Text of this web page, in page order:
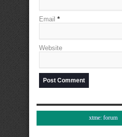
Email *
Website
xtme: forum